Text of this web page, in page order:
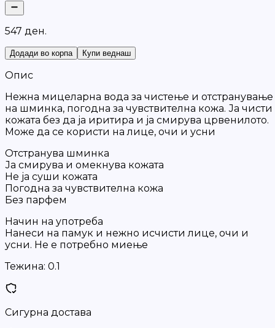
547 ден.
Додади во корпа Купи веднаш
Опис
Нежна мицеларна вода за чистење и отстранување
на шминка, погодна за чувствителна кожа. Ја чисти
кожата без да ја иритира и ја смирува црвенилото.
Може да се користи на лице, очи и усни
Отстранува шминка
Ја смирува и омекнува кожата
Не ја суши кожата
Погодна за чувствителна кожа
Без парфем
Начин на употреба
Нанеси на памук и нежно исчисти лице, очи и
усни. Не е потребно миење
Тежина: 0.1
Сигурна достава